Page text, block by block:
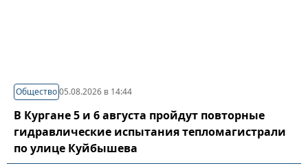
Общество05.08.2026 в 14:44
В Кургане 5 и 6 августа пройдут повторные
гидравлические испытания тепломагистрали
по улице Куйбышева